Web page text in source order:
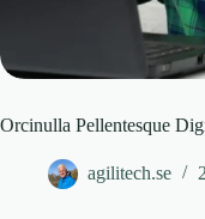
Orcinulla Pellentesque
agilitech.se